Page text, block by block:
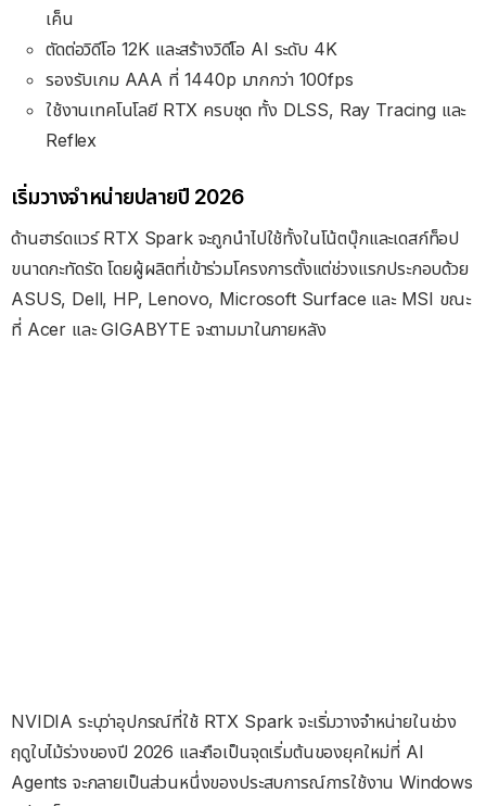
เค็น
ตัดต่อวิดีโอ 12K และสร้างวิดีโอ AI ระดับ 4K
รองรับเกม AAA ที่ 1440p มากกว่า 100fps
ใช้งานเทคโนโลยี RTX ครบชุด ทั้ง DLSS, Ray Tracing และ
Reflex
เริ่มวางจำหน่ายปลายปี 2026
ด้านฮาร์ดแวร์ RTX Spark จะถูกนำไปใช้ทั้งในโน้ตบุ๊กและเดสก์ท็อป
ขนาดกะทัดรัด โดยผู้ผลิตที่เข้าร่วมโครงการตั้งแต่ช่วงแรกประกอบด้วย
ASUS, Dell, HP, Lenovo, Microsoft Surface และ MSI ขณะ
ที่ Acer และ GIGABYTE จะตามมาในภายหลัง
NVIDIA ระบุว่าอุปกรณ์ที่ใช้ RTX Spark จะเริ่มวางจำหน่ายในช่วง
ฤดูใบไม้ร่วงของปี 2026 และถือเป็นจุดเริ่มต้นของยุคใหม่ที่ AI
Agents จะกลายเป็นส่วนหนึ่งของประสบการณ์การใช้งาน Windows